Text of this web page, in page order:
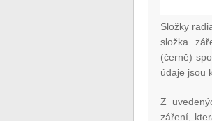
Složky
složka
(černě)
údaje jsou
Z
záření,